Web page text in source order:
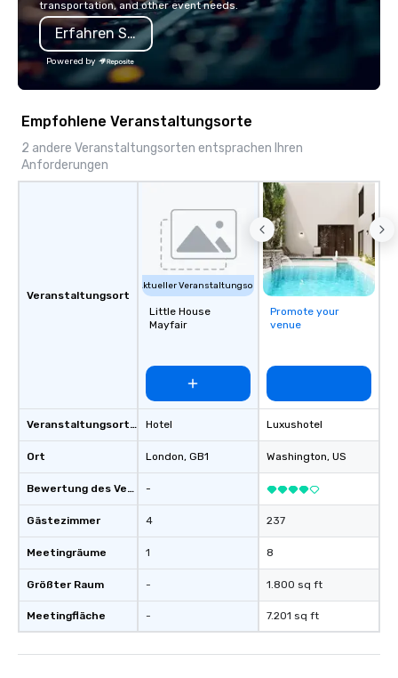
transportation, and other event needs.
Erfahren Sie mehr
Powered by
Empfohlene Veranstaltungsorte
2 andere Veranstaltungsorten entsprachen Ihren
Anforderungen
Veranstaltungsort
Veranstaltungsortstyp
Ort
Bewertung des Veranstaltungsortes
Gästezimmer
Meetingräume
Größter Raum
Meetingfläche
Aktueller Veranstaltungsort
Little House
Mayfair
Hotel
London, GB1
-
4
1
-
-
Promote your
venue
Luxushotel
Washington, US
237
8
1.800 sq ft
7.201 sq ft